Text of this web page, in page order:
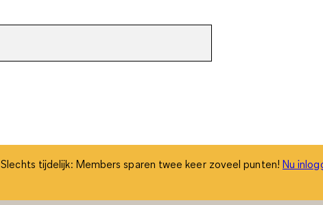
Slechts tijdelijk: Members sparen twee keer zoveel punten! Nu